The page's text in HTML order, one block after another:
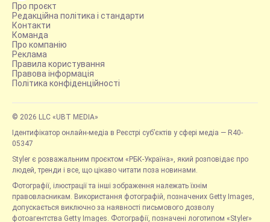
Про проєкт
Редакційна політика і стандарти
Контакти
Команда
Про компанію
Реклама
Правила користування
Правова інформація
Політика конфіденційності
© 2026 LLC «UBT MEDIA»
Ідентифікатор онлайн-медіа в Реєстрі суб’єктів у сфері медіа — R40-
05347
Styler є розважальним проєктом «РБК-Україна», який розповідає про
людей, тренди і все, що цікаво читати поза новинами.
Фотографії, ілюстрації та інші зображення належать їхнім
правовласникам. Використання фотографій, позначених Getty Images,
допускається виключно за наявності письмового дозволу
фотоагентства Getty Images. Фотографії, позначені логотипом «Styler»